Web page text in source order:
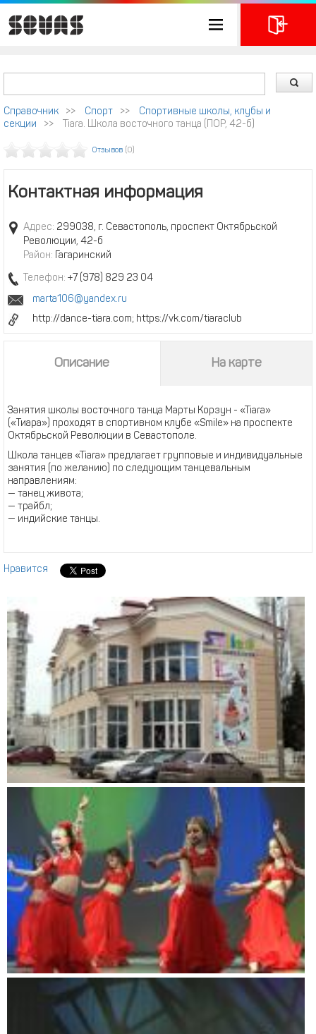
Справочник >> Спорт >>
Спортивные школы, клубы и
секции
>> Тiara. Школа восточного танца (ПОР, 42-б)
Отзывов (0)
Контактная информация
Адрес: 299038, г. Севастополь, проспект Октябрьской
Революции, 42-б
Район: Гагаринский
Телефон: +7 (978) 829 23 04
marta106@yandex.ru
http://dance-tiara.com; https://vk.com/tiaraclub
Описание На карте
Занятия школы восточного танца Марты Корзун - «Тiara»
(«Тиара») проходят в спортивном клубе «Smile» на проспекте
Октябрьской Революции в Севастополе.
Школа танцев «Тiara» предлагает групповые и индивидуальные
занятия (по желанию) по следующим танцевальным
направлениям:
— танец живота;
— трайбл;
— индийские танцы.
Нравится